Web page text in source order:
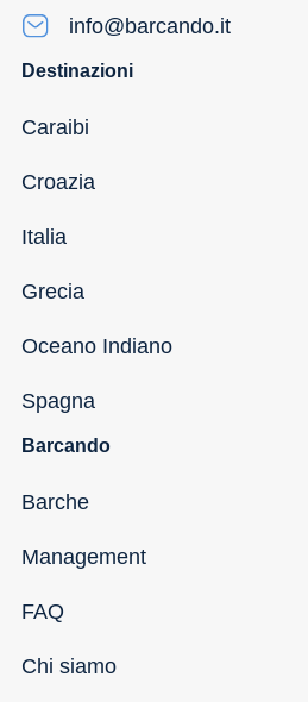
info@barcando.it
Destinazioni
Caraibi
Croazia
Italia
Grecia
Oceano Indiano
Spagna
Barcando
Barche
Management
FAQ
Chi siamo